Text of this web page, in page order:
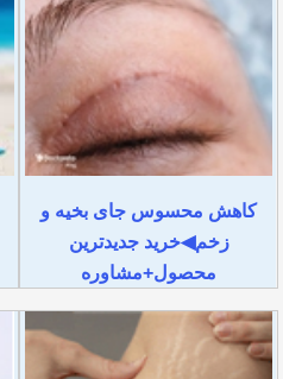
کاهش محسوس جای بخیه و
زخم◀خرید جدیدترین
محصول+مشاوره